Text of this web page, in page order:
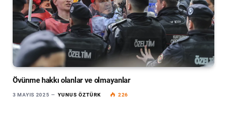
Övünme hakkı olanlar ve olmayanlar
3 MAYIS 2025 YUNUS ÖZTÜRK 226